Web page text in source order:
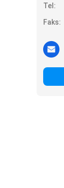
Tel:
Faks: